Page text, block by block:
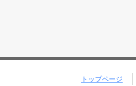
トップページ